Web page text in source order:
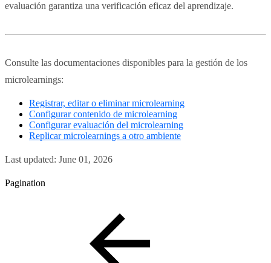
evaluación garantiza una verificación eficaz del aprendizaje.
Consulte las documentaciones disponibles para la gestión de los
microlearnings:
Registrar, editar o eliminar microlearning
Configurar contenido de microlearning
Configurar evaluación del microlearning
Replicar microlearnings a otro ambiente
Last updated: June 01, 2026
Pagination